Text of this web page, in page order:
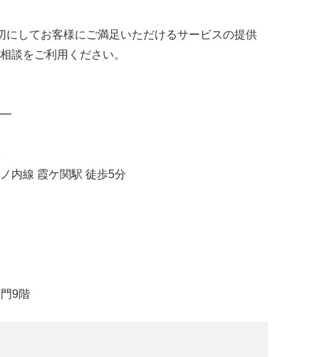
してお客様にご満足いただけるサービスの提供
談をご利用ください。
内線 霞ケ関駅 徒歩5分
9階